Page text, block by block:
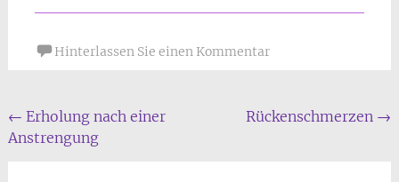
Hinterlassen Sie einen Kommentar
Beitrags
Navigation
← Erholung nach einer
Anstrengung
Rückenschmerzen →